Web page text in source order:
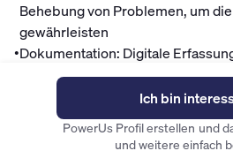
Behebung von Problemen, um
gewährleisten
•Dokumentation: Digitale
Nachverfolgbarkeit aller
Materialmanagement:
und Beschaffung von
Übernahme von
Ich bin
PowerUs Profil erstellen und
und weitere einfach